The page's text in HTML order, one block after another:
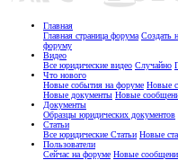
Главная
Главная страница форума Создать
форуму
Видео
Все юридические видео Случайно
Что нового
Новые события на форуме Новые
Новые документы Новые
Документы
Образцы юридических документов
Статьи
Все юридические Статьи Новые
Пользователи
Сейчас на форуме Новые